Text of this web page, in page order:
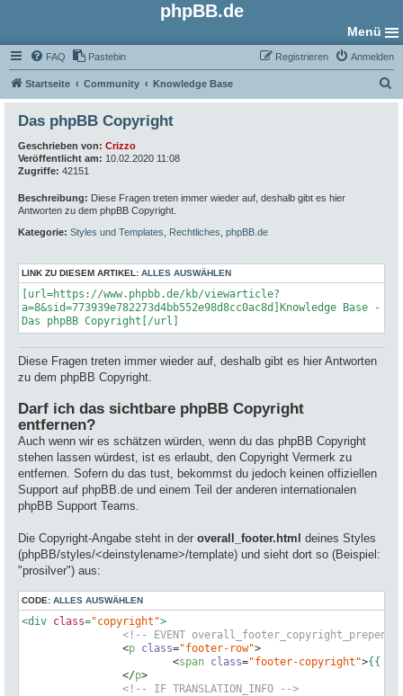
phpBB.de
Menü
FAQ Pastebin Anmelden
Registrieren
Startseite Community Knowledge Base
u
Das phpBB Copyright
Geschrieben von: Crizzo
Veröffentlicht am: 10.02.2020 11:08
Zugriffe: 42151
Beschreibung: Diese Fragen treten immer wieder auf, deshalb gibt es hier
Antworten zu dem phpBB Copyright.
Kategorie: Styles und Templates Rechtliches phpBB.de
LINK ZU DIESEM ARTIKEL: ALLES AUSWÄHLEN
[url=https://www.phpbb.de/kb/viewarticle?
a=8&sid=773939e782273d4bb552e98d8cc0ac8d]Knowledge Base -
Das phpBB Copyright[/url]
Diese Fragen treten immer wieder auf, deshalb gibt es hier Antworten
zu dem phpBB Copyright.
Darf ich das sichtbare phpBB Copyright
entfernen?
Auch wenn wir es schätzen würden, wenn du das phpBB Copyright
stehen lassen würdest, ist es erlaubt, den Copyright Vermerk zu
entfernen. Sofern du das tust, bekommst du jedoch keinen offiziellen
Support auf phpBB.de und einem Teil der anderen internationalen
phpBB Support Teams.
Die Copyright-Angabe steht in der overall_footer.html deines Styles
(phpBB/styles/<deinstylename>/template) und sieht dort so (Beispiel:
"prosilver") aus:
CODE: ALLES AUSWÄHLEN
<div class="copyright">
<!-- EVENT overall_footer_copyright_prepend
<p class="footer-row">
<span class="footer-copyright">{{
</p>
<!-- IF TRANSLATION_INFO -->